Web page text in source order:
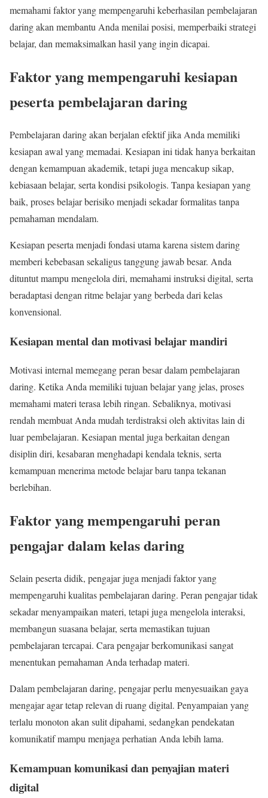
memahami faktor yang mempengaruhi keberhasilan pembelajaran
daring akan membantu Anda menilai posisi, memperbaiki strategi
belajar, dan memaksimalkan hasil yang ingin dicapai.
Faktor yang mempengaruhi kesiapan
peserta pembelajaran daring
Pembelajaran daring akan berjalan efektif jika Anda memiliki
kesiapan awal yang memadai. Kesiapan ini tidak hanya berkaitan
dengan kemampuan akademik, tetapi juga mencakup sikap,
kebiasaan belajar, serta kondisi psikologis. Tanpa kesiapan yang
baik, proses belajar berisiko menjadi sekadar formalitas tanpa
pemahaman mendalam.
Kesiapan peserta menjadi fondasi utama karena sistem daring
memberi kebebasan sekaligus tanggung jawab besar. Anda
dituntut mampu mengelola diri, memahami instruksi digital, serta
beradaptasi dengan ritme belajar yang berbeda dari kelas
konvensional.
Kesiapan mental dan motivasi belajar mandiri
Motivasi internal memegang peran besar dalam pembelajaran
daring. Ketika Anda memiliki tujuan belajar yang jelas, proses
memahami materi terasa lebih ringan. Sebaliknya, motivasi
rendah membuat Anda mudah terdistraksi oleh aktivitas lain di
luar pembelajaran. Kesiapan mental juga berkaitan dengan
disiplin diri, kesabaran menghadapi kendala teknis, serta
kemampuan menerima metode belajar baru tanpa tekanan
berlebihan.
Faktor yang mempengaruhi peran
pengajar dalam kelas daring
Selain peserta didik, pengajar juga menjadi faktor yang
mempengaruhi kualitas pembelajaran daring. Peran pengajar tidak
sekadar menyampaikan materi, tetapi juga mengelola interaksi,
membangun suasana belajar, serta memastikan tujuan
pembelajaran tercapai. Cara pengajar berkomunikasi sangat
menentukan pemahaman Anda terhadap materi.
Dalam pembelajaran daring, pengajar perlu menyesuaikan gaya
mengajar agar tetap relevan di ruang digital. Penyampaian yang
terlalu monoton akan sulit dipahami, sedangkan pendekatan
komunikatif mampu menjaga perhatian Anda lebih lama.
Kemampuan komunikasi dan penyajian materi
digital